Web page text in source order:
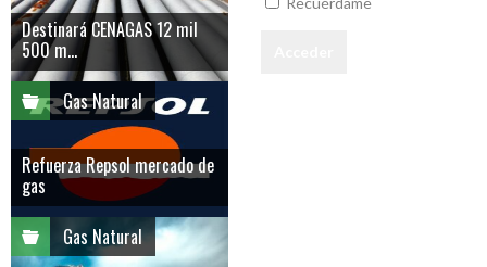
Destinará CENAGAS 12 mil
500 m...
Gas Natural
Refuerza Repsol mercado de
gas
Gas Natural